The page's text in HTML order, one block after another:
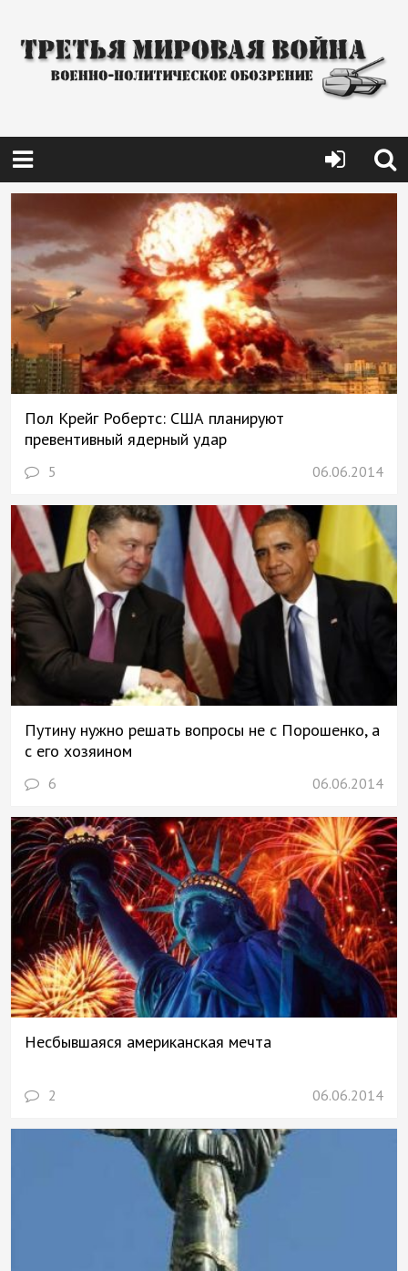
Пол Крейг Робертс: США планируют
превентивный ядерный удар
5 06.06.2014
Путину нужно решать вопросы не c Порошенко, а
с его хозяином
6 06.06.2014
Несбывшаяся американская мечта
2 06.06.2014